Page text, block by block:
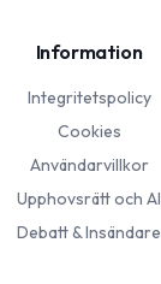
Information
Integritetspolicy
Cookies
Användarvillkor
Upphovsrätt och AI
Debatt & Insändare